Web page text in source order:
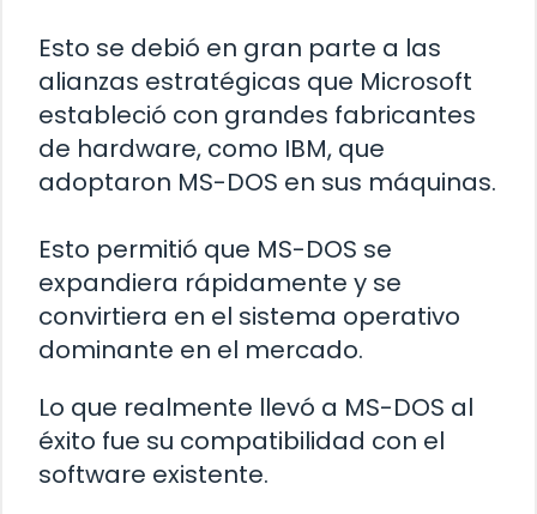
Esto se debió en gran parte a las
alianzas estratégicas que Microsoft
estableció con grandes fabricantes
de hardware, como IBM, que
adoptaron MS-DOS en sus máquinas.
Esto permitió que MS-DOS se
expandiera rápidamente y se
convirtiera en el sistema operativo
dominante en el mercado.
Lo que realmente llevó a MS-DOS al
éxito fue su compatibilidad con el
software existente.